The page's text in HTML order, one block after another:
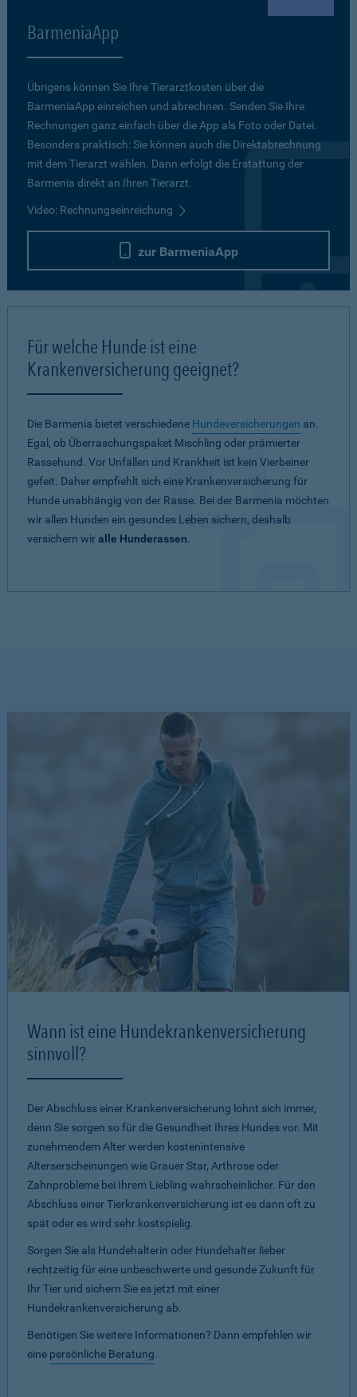
BarmeniaApp
Übrigens können Sie Ihre Tierarztkosten über die
BarmeniaApp einreichen und abrechnen. Senden Sie Ihre
Rechnungen ganz einfach über die App als Foto oder Datei.
Besonders praktisch: Sie können auch die Direktabrechnung
mit dem Tierarzt wählen. Dann erfolgt die Erstattung der
Barmenia direkt an Ihren Tierarzt.
Video: Rechnungseinreichung
zur BarmeniaApp
Für welche Hunde ist eine
Krankenversicherung geeignet?
Die Barmenia bietet verschiedene Hundeversicherungen an.
Egal, ob Überraschungspaket Mischling oder prämierter
Rassehund. Vor Unfällen und Krankheit ist kein Vierbeiner
gefeit. Daher empfiehlt sich eine Krankenversicherung für
Hunde unabhängig von der Rasse. Bei der Barmenia möchten
wir allen Hunden ein gesundes Leben sichern, deshalb
versichern wiralle Hunderassen.
Wann ist eine Hundekrankenversicherung
sinnvoll?
Der Abschluss einer Krankenversicherung lohnt sich immer,
denn Sie sorgen so für die Gesundheit Ihres Hundes vor. Mit
zunehmendem Alter werden kostenintensive
Alterserscheinungen wie Grauer Star, Arthrose oder
Zahnprobleme bei Ihrem Liebling wahrscheinlicher. Für den
Abschluss einer Tierkrankenversicherung ist es dann oft zu
spät oder es wird sehr kostspielig.
Sorgen Sie als Hundehalterin oder Hundehalter lieber
rechtzeitig für eine unbeschwerte und gesunde Zukunft für
Ihr Tier und sichern Sie es jetzt mit einer
Hundekrankenversicherung ab.
Benötigen Sie weitere Informationen? Dann empfehlen wir
eine persönliche Beratung.